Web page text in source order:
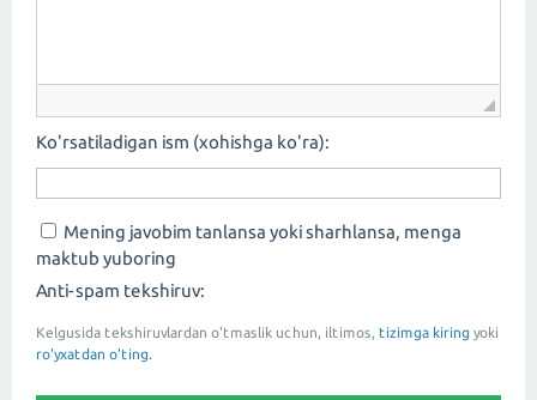
Ko'rsatiladigan ism (xohishga ko'ra):
Mening javobim tanlansa yoki sharhlansa, menga
maktub yuboring
Anti-spam tekshiruv:
Kelgusida tekshiruvlardan o'tmaslik uchun, iltimos, tizimga kiring yoki
ro'yxatdan o'ting.